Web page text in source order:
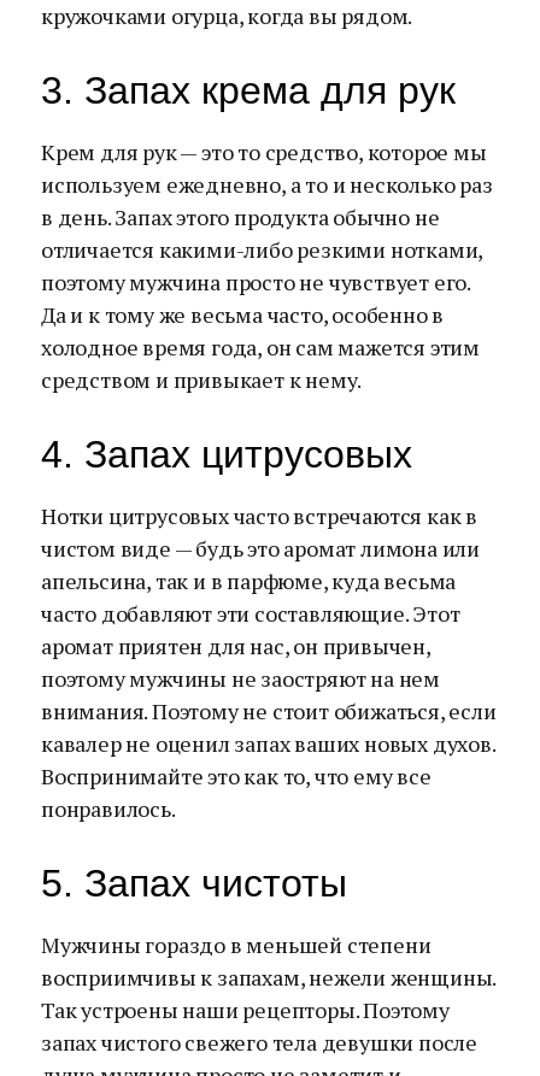
кружочками огурца, когда вы рядом.
3. Запах крема для рук
Крем для рук — это то средство, которое мы
используем ежедневно, а то и несколько раз
в день. Запах этого продукта обычно не
отличается какими-либо резкими нотками,
поэтому мужчина просто не чувствует его.
Да и к тому же весьма часто, особенно в
холодное время года, он сам мажется этим
средством и привыкает к нему.
4. Запах цитрусовых
Нотки цитрусовых часто встречаются как в
чистом виде — будь это аромат лимона или
апельсина, так и в парфюме, куда весьма
часто добавляют эти составляющие. Этот
аромат приятен для нас, он привычен,
поэтому мужчины не заостряют на нем
внимания. Поэтому не стоит обижаться, если
кавалер не оценил запах ваших новых духов.
Воспринимайте это как то, что ему все
понравилось.
5. Запах чистоты
Мужчины гораздо в меньшей степени
восприимчивы к запахам, нежели женщины.
Так устроены наши рецепторы. Поэтому
запах чистого свежего тела девушки после